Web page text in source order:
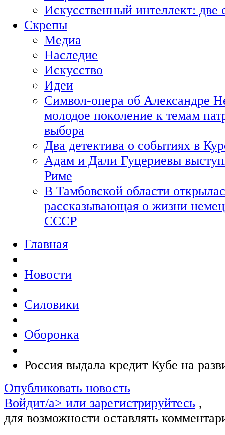
Искусственный интеллект:
Скрепы
Медиа
Наследие
Искусство
Идеи
Символ-опера об Александре
молодое поколение к темам
выбора
Два детектива о событиях в
Адам и Дали Гуцериевы
Риме
В Тамбовской области
рассказывающая о жизни
СССР
Главная
Новости
Силовики
Оборонка
Россия выдала кредит Кубе на
Опубликовать новость
Войдит/a> или зарегистрируйтесь ,
для возможности оставлять